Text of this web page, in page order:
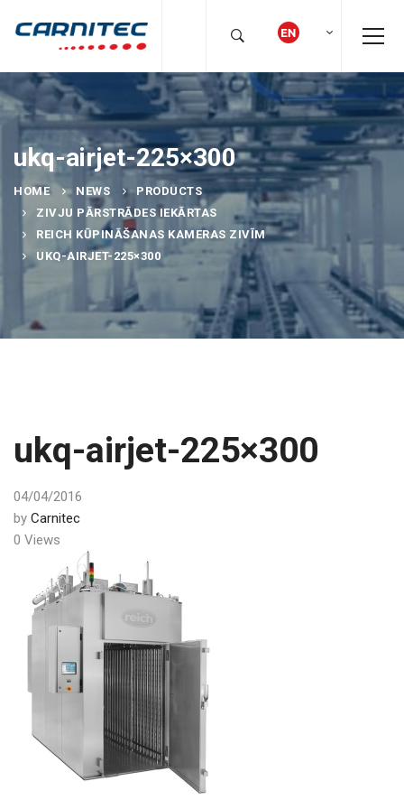
ukq-airjet-225×300
HOME NEWS
PRODUCTS
ZIVJU PĀRSTRĀDES IEKĀRTAS
REICH KŪPINĀŠANAS KAMERAS ZIVĪM
UKQ-AIRJET-225×300
ukq-airjet-225×300
04/04/2016
by Carnitec
0 Views